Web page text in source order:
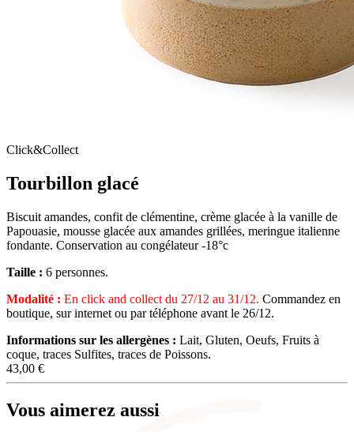
Click&Collect
Tourbillon glacé
Biscuit amandes, confit de clémentine, crème glacée à la vanille de
Papouasie, mousse glacée aux amandes grillées, meringue italienne
fondante. Conservation au congélateur -18°c
Taille : 6 personnes.
Modalité : En click and collect du 27/12 au 31/12. Commandez en
boutique, sur internet ou par téléphone avant le 26/12.
Informations sur les allergènes : Lait, Gluten, Oeufs, Fruits à
coque, traces Sulfites, traces de Poissons.
43,00 €
Vous aimerez aussi